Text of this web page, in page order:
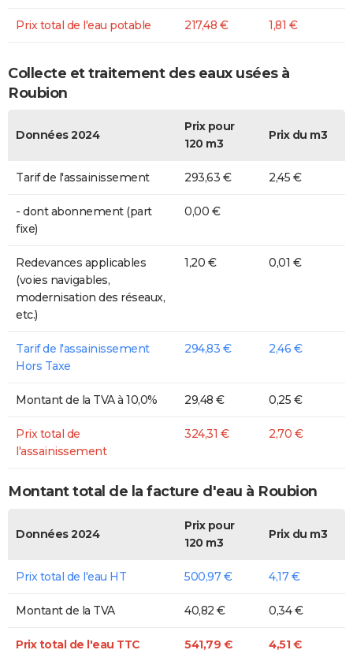
Prix total de l'eau potable 217,48 € 1,81 €
Collecte et traitement des eaux usées à
Roubion
Données 2024
Prix pour
120 m3
Prix du m3
Tarif de l'assainissement 293,63 € 2,45 €
- dont abonnement (part
fixe)
0,00 €
Redevances applicables
(voies navigables,
modernisation des réseaux,
etc.)
1,20 € 0,01 €
Tarif de l'assainissement
Hors Taxe
294,83 € 2,46 €
Montant de la TVA à 10,0% 29,48 € 0,25 €
Prix total de
l'assainissement
324,31 € 2,70 €
Montant total de la facture d'eau à Roubion
Données 2024
Prix pour
120 m3
Prix du m3
Prix total de l'eau HT 500,97 € 4,17 €
Montant de la TVA 40,82 € 0,34 €
Prix total de l'eau TTC 541,79 € 4,51 €